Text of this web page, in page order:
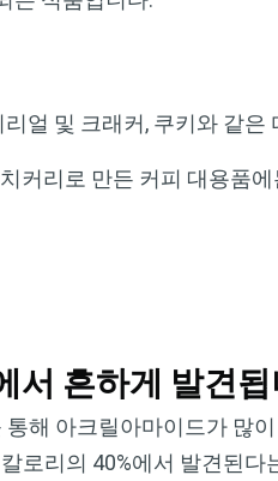
얼 및 크래커, 쿠키와 같은
커리로 만든 커피 대용품
서 흔하게 발견
해 아크릴아마이드가 많
로리의 40%에서 발견된다